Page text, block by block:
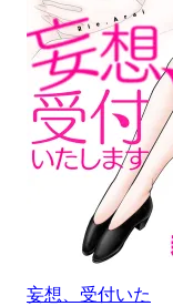
妄想、受付いた